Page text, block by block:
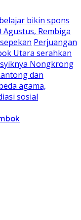
bikin spons
Agustus, Rembiga
Perjuangan
Utara serahkan
Nongkrong
dan
agama,
sosial